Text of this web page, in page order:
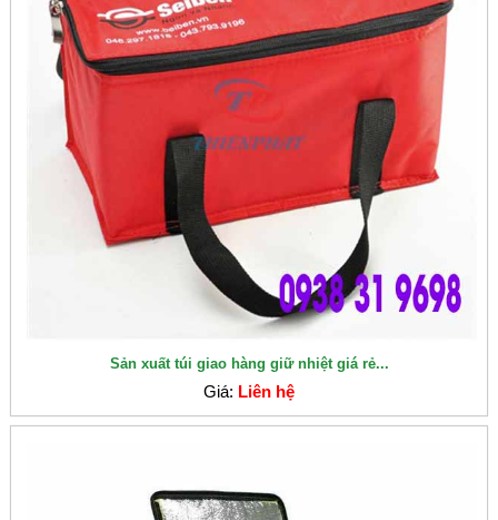
Sản xuất túi giao hàng giữ nhiệt giá rẻ...
Giá: Liên hệ